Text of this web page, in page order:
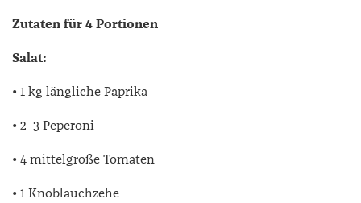
Zutaten für 4 Portionen
Salat:
• 1 kg längliche Paprika
• 2–3 Peperoni
• 4 mittelgroße Tomaten
• 1 Knoblauchzehe